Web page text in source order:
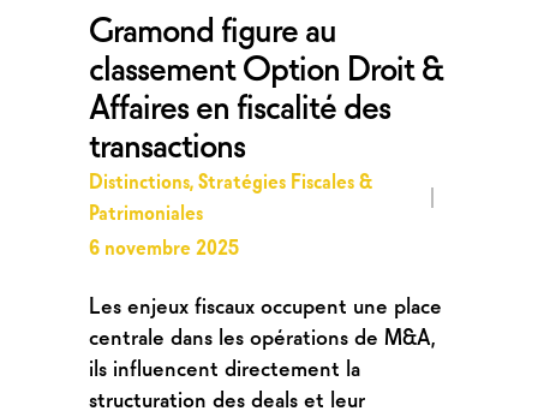
Gramond figure au
classement Option Droit &
Affaires en fiscalité des
transactions
Distinctions,Stratégies Fiscales &
Patrimoniales
6 novembre 2025
Les enjeux fiscaux occupent une place
centrale dans les opérations de M&A,
ils influencent directement la
structuration des deals et leur